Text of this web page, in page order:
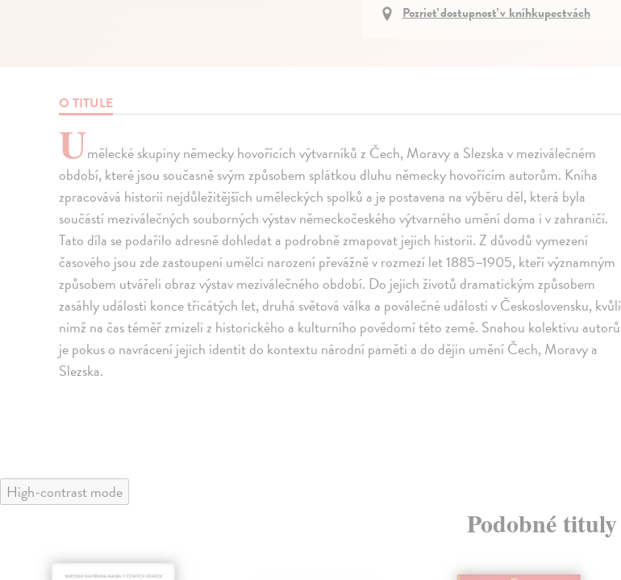
Pozrieť dostupnosť v kníhkupectvách
O TITULE
Umělecké skupiny německy hovořících výtvarníků z Čech, Moravy a Slezska v meziválečném
období, které jsou současně svým způsobem splátkou dluhu německy hovořícím autorům. Kniha
zpracovává historii nejdůležitějších uměleckých spolků a je postavena na výběru děl, která byla
součástí meziválečných souborných výstav německočeského výtvarného umění doma i v zahraničí.
Tato díla se podařilo adresně dohledat a podrobně zmapovat jejich historii. Z důvodů vymezení
časového jsou zde zastoupeni umělci narození převážně v rozmezí let 1885–1905, kteří významným
způsobem utvářeli obraz výstav meziválečného období. Do jejich životů dramatickým způsobem
zasáhly události konce třicátých let, druhá světová válka a poválečné události v Československu, kvůli
nimž na čas téměř zmizeli z historického a kulturního povědomí této země. Snahou kolektivu autorů
je pokus o navrácení jejich identit do kontextu národní paměti a do dějin umění Čech, Moravy a
Slezska.
High-contrast mode
Podobné tituly